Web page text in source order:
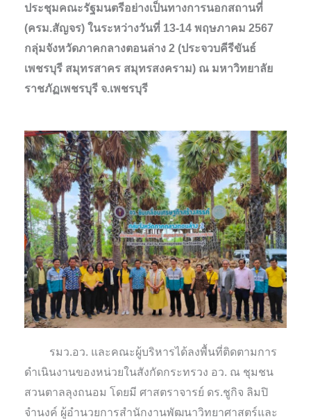
ประชุมคณะรัฐมนตรีอย่างเป็นทางการนอกสถานที่
(ครม.สัญจร) ในระหว่างวันที่ 13-14 พฤษภาคม 2567
กลุ่มจังหวัดภาคกลางตอนล่าง 2 (ประจวบคีรีขันธ์
เพชรบุรี สมุทรสาคร สมุทรสงคราม) ณ มหาวิทยาลัย
ราชภัฏเพชรบุรี จ.เพชรบุรี
รมว.อว. และคณะผู้บริหารได้ลงพื้นที่ติดตามการ
ดำเนินงานของหน่วยในสังกัดกระทรวง อว. ณ ชุมชน
สวนตาลลุงถนอม โดยมี ศาสตราจารย์ ดร.ชูกิจ ลิมปิ
จำนงค์ ผู้อำนวยการสำนักงานพัฒนาวิทยาศาสตร์และ